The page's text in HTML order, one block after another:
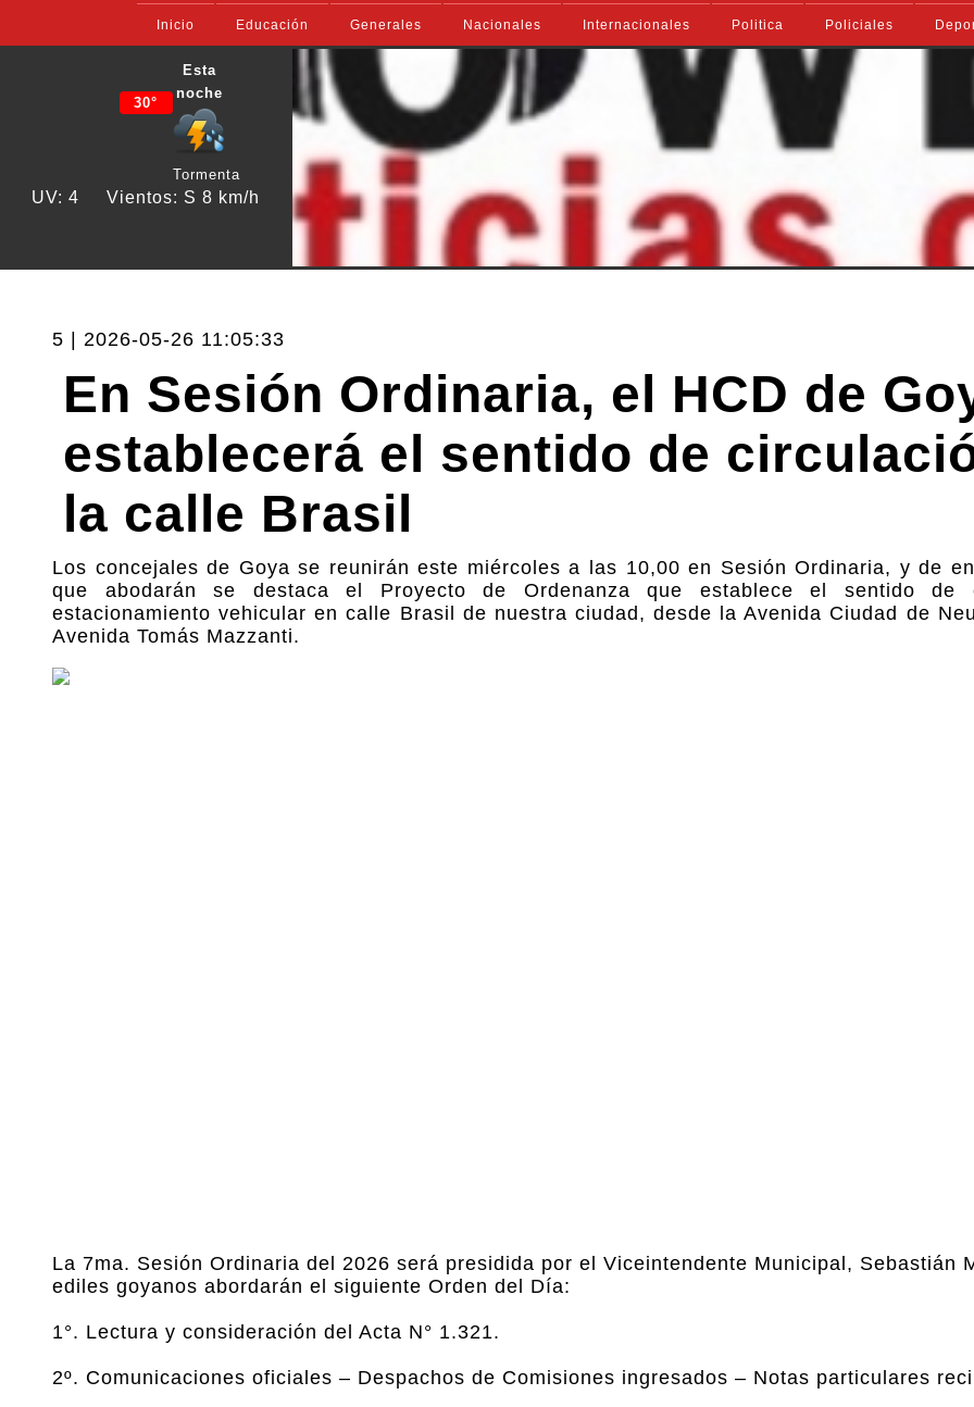
Inicio Educación Generales Nacionales Internacionales Politica Policiales
30°
Esta
noche
Tormenta
UV: 4 Vientos: S 8 km/h
5 | 2026-05-26 11:05:33
En Sesión Ordinaria, el HCD de
establecerá el sentido de
la calle Brasil
Los concejales de Goya se reunirán este miércoles a las 10,00 en Sesión Ordinaria, y de
que abodarán se destaca el Proyecto de Ordenanza que establece el sentido de
estacionamiento vehicular en calle Brasil de nuestra ciudad, desde la Avenida Ciudad de
Avenida Tomás Mazzanti.
La 7ma. Sesión Ordinaria del 2026 será presidida por el Viceintendente Municipal, Sebastián
ediles goyanos abordarán el siguiente Orden del Día:
1°. Lectura y consideración del Acta N° 1.321.
2º. Comunicaciones oficiales – Despachos de Comisiones ingresados – Notas particulares